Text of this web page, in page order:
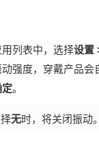
用列表中，选择设置
强度， 穿戴产品会
定。
无时，将关闭振动。